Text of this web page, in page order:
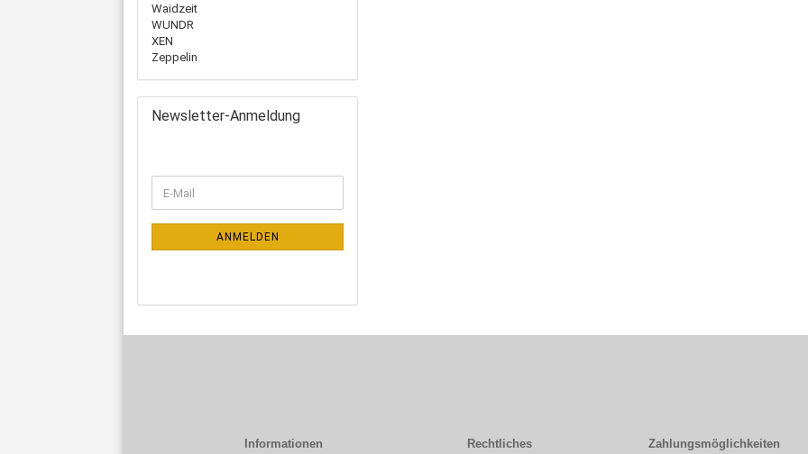
Waidzeit
WUNDR
XEN
Zeppelin
Newsletter-Anmeldung
ANMELDEN
Informationen Rechtliches Zahlungsmöglichkeiten